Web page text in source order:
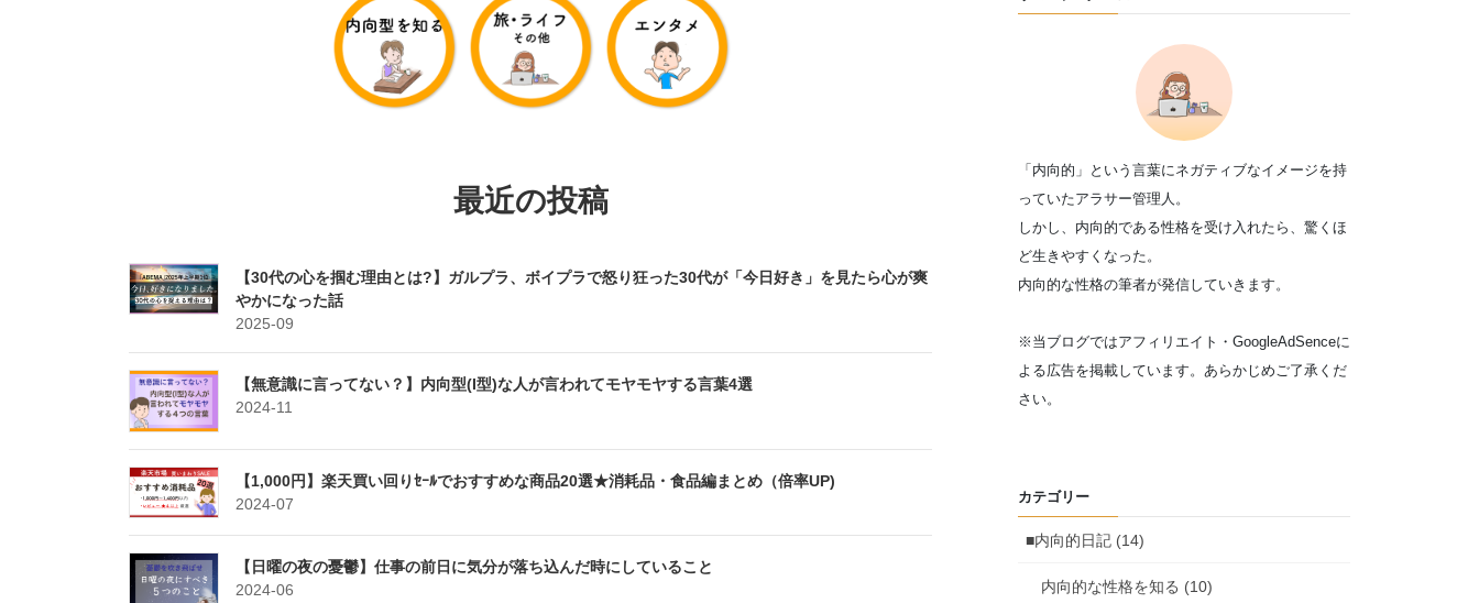
最近の投稿
【30代の心を掴む理由とは?】ガルプラ、ボイプラで怒り狂った30代が「今日好き」を見たら心が爽
やかになった話
2025-09
【無意識に言ってない？】内向型(I型)な人が言われてモヤモヤする言葉4選
2024-11
【1,000円】楽天買い回りｾｰﾙでおすすめな商品20選★消耗品・食品編まとめ（倍率UP)
2024-07
【日曜の夜の憂鬱】仕事の前日に気分が落ち込んだ時にしていること
2024-06
「内向的」という言葉にネガティブなイメージを持
っていたアラサー管理人。
しかし、内向的である性格を受け入れたら、驚くほ
ど生きやすくなった。
内向的な性格の筆者が発信していきます。
※当ブログではアフィリエイト・GoogleAdSenceに
よる広告を掲載しています。あらかじめご了承くだ
さい。
カテゴリー
■内向的日記 (14)
内向的な性格を知る (10)